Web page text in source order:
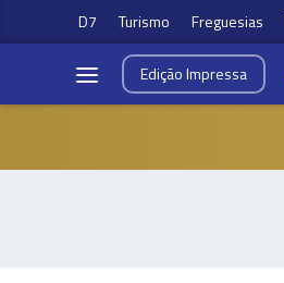
D7 Turismo Freguesias
EdiçãoImpressa